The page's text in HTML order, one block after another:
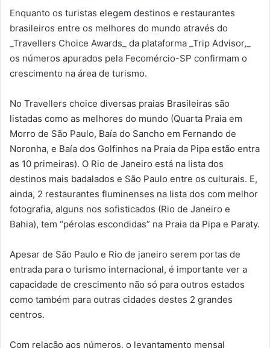
Enquanto os turistas elegem destinos e restaurantes
brasileiros entre os melhores do mundo através do
_Travellers Choice Awards_ da plataforma _Trip Advisor,_
os números apurados pela Fecomércio-SP confirmam o
crescimento na área de turismo.
No Travellers choice diversas praias Brasileiras são
listadas como as melhores do mundo (Quarta Praia em
Morro de São Paulo, Baía do Sancho em Fernando de
Noronha, e Baía dos Golfinhos na Praia da Pipa estão entra
as 10 primeiras). O Rio de Janeiro está na lista dos
destinos mais badalados e São Paulo entre os culturais. E,
ainda, 2 restaurantes fluminenses na lista dos com melhor
fotografia, alguns nos sofisticados (Rio de Janeiro e
Bahia), tem “pérolas escondidas” na Praia da Pipa e Paraty.
Apesar de São Paulo e Rio de janeiro serem portas de
entrada para o turismo internacional, é importante ver a
capacidade de crescimento não só para outros estados
como também para outras cidades destes 2 grandes
centros.
Com relação aos números, o levantamento mensal